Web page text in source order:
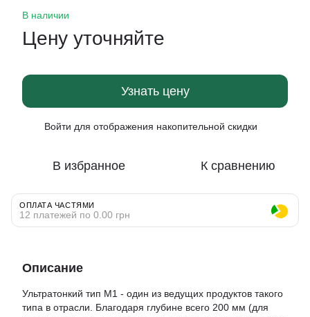
В наличии
Цену уточняйте
Узнать цену
Войти для отображения накопительной скидки
В избранное К сравнению
ОПЛАТА ЧАСТЯМИ
12 платежей по 0.00 грн
Описание
Ультратонкий тип M1 - один из ведущих продуктов такого
типа в отрасли. Благодаря глубине всего 200 мм (для